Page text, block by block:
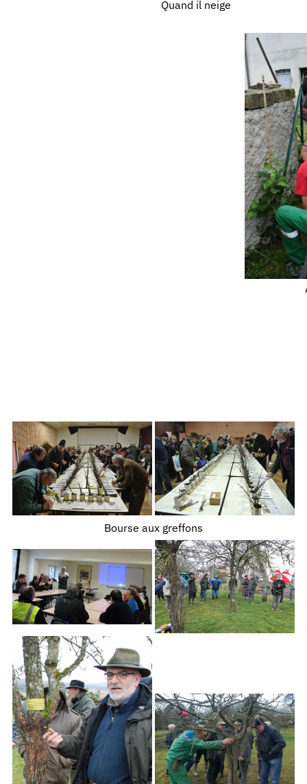
Quand il neige
Bourse aux greffons